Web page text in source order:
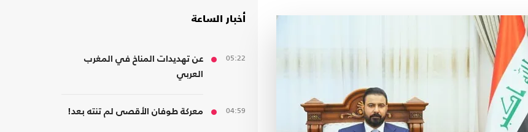
أخبار الساعة
05:22
عن تهديدات المناخ في المغرب
العربي
04:59 معركة طوفان الأقصى لم تنته بعد!